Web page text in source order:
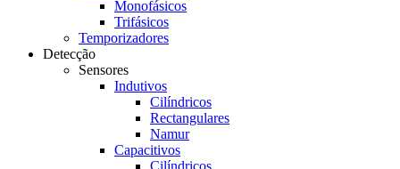
Monofásicos
Trifásicos
Temporizadores
Detecção
Sensores
Indutivos
Cilíndricos
Rectangulares
Namur
Capacitivos
Cilíndricos